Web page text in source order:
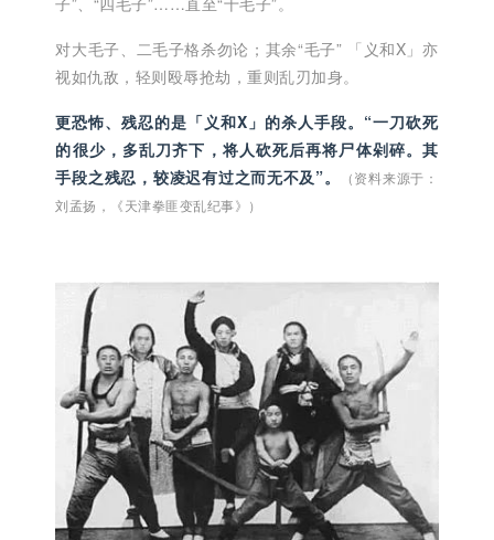
对大毛子、二毛子格杀勿论；其余“毛子” 「义和X」亦
视如仇敌，轻则殴辱抢劫，重则乱刃加身。
更恐怖、残忍的是「义和X」的杀人手段。“一刀砍死
的很少，多乱刀齐下，将人砍死后再将尸体剁碎。其
手段之残忍，较凌迟有过之而无不及”。
（资料来源于：
刘孟扬，《天津拳匪变乱纪事》）